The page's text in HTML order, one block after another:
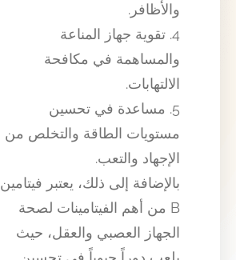
والأظافر.
4. تقوية جهاز المناعة
والمساهمة في مكافحة
الالتهابات.
5. مساعدة في تحسين
مستويات الطاقة والتخلص من
الإجهاد والتعب.
بالإضافة إلى ذلك، يعتبر فيتامين
B من أهم الفيتامينات لصحة
الجهاز العصبي والعقل، حيث